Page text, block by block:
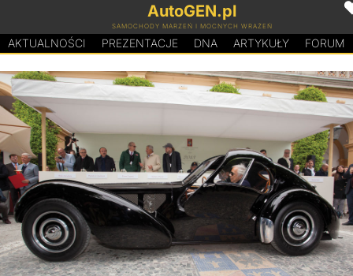
AutoGEN.pl
SAMOCHODY MARZEŃ I MOCNYCH WRAŻEŃ
AKTUALNOŚCI PREZENTACJE DNA ARTYKUŁY FORUM